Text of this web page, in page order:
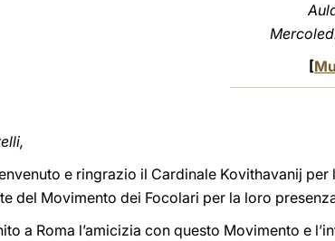
[
e ringrazio il Cardinale Kovithavanij
del Movimento dei Focolari per la loro
a Roma l’amicizia con questo Movimento e